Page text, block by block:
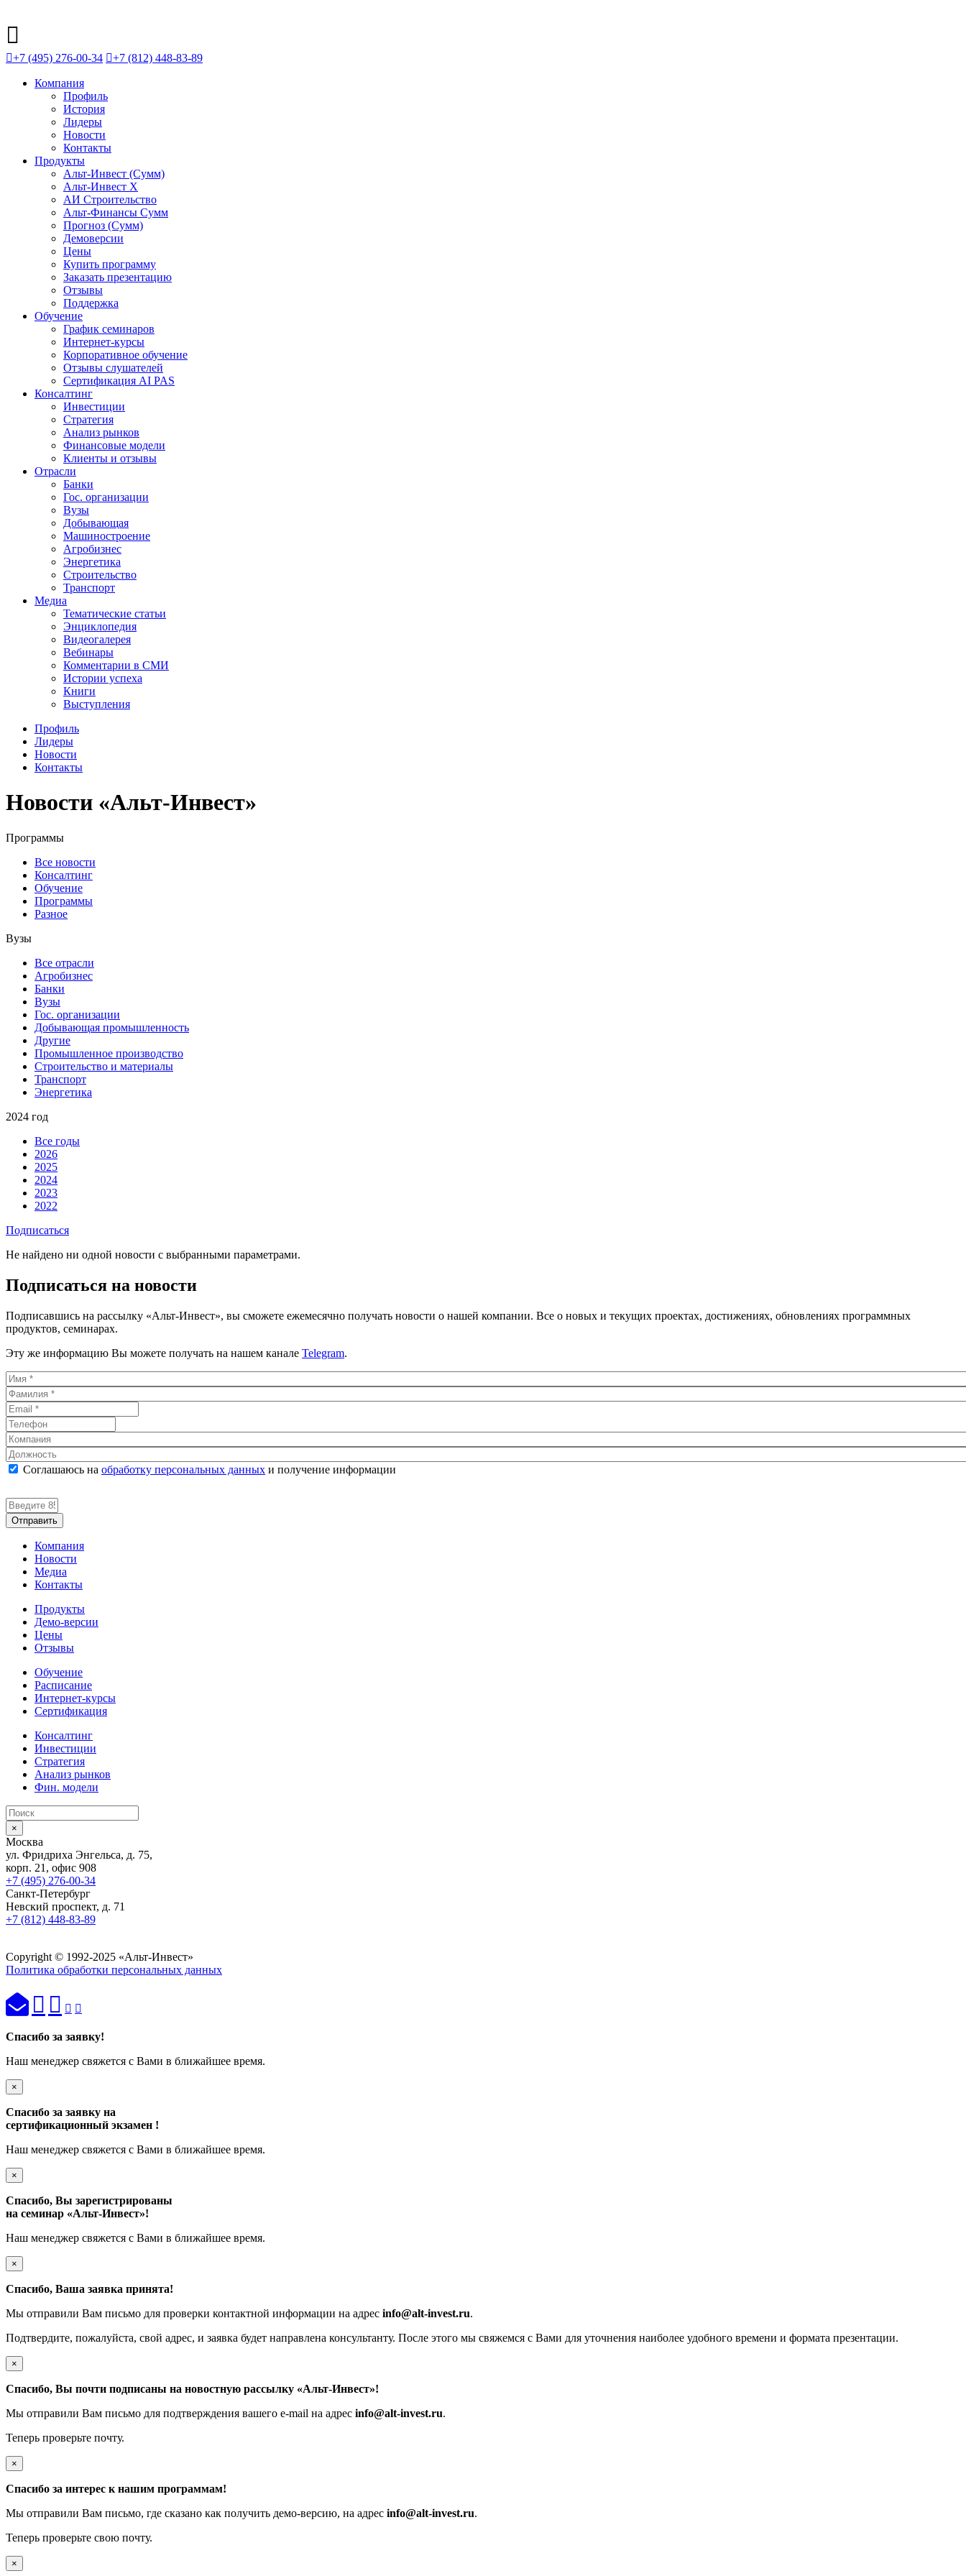
+7 (495) 276-00-34 +7 (812) 448-83-89
Компания
Профиль
История
Лидеры
Новости
Контакты
Продукты
Альт-Инвест (Сумм)
Альт-Инвест Х
АИ Строительство
Альт-Финансы Сумм
Прогноз (Сумм)
Демоверсии
Цены
Купить программу
Заказать презентацию
Отзывы
Поддержка
Обучение
График семинаров
Интернет-курсы
Корпоративное обучение
Отзывы слушателей
Сертификация AI PAS
Консалтинг
Инвестиции
Стратегия
Анализ рынков
Финансовые модели
Клиенты и отзывы
Отрасли
Банки
Гос. организации
Вузы
Добывающая
Машиностроение
Агробизнес
Энергетика
Строительство
Транспорт
Медиа
Тематические статьи
Энциклопедия
Видеогалерея
Вебинары
Комментарии в СМИ
Истории успеха
Книги
Выступления
Профиль
Лидеры
Новости
Контакты
Новости «Альт-Инвест»
Программы
Все новости
Консалтинг
Обучение
Программы
Разное
Вузы
Все отрасли
Агробизнес
Банки
Вузы
Гос. организации
Добывающая промышленность
Другие
Промышленное производство
Строительство и материалы
Транспорт
Энергетика
2024 год
Все годы
2026
2025
2024
2023
2022
Подписаться
Не найдено ни одной новости с выбранными параметрами.
Подписаться на новости
Подписавшись на рассылку «Альт-Инвест», вы сможете ежемесячно получать новости о нашей компании. Все о новых и текущих проектах, достижениях, обновлениях программных
продуктов, семинарах.
Эту же информацию Вы можете получать на нашем канале Telegram.
Соглашаюсь на обработку персональных данных и получение информации
Компания
Новости
Медиа
Контакты
Продукты
Демо-версии
Цены
Отзывы
Обучение
Расписание
Интернет-курсы
Сертификация
Консалтинг
Инвестиции
Стратегия
Анализ рынков
Фин. модели
×
Москва
ул. Фридриха Энгельса, д. 75,
корп. 21, офис 908
+7 (495) 276-00-34
Санкт-Петербург
Невский проспект, д. 71
+7 (812) 448-83-89
Copyright © 1992-2025 «Альт-Инвест»
Политика обработки персональных данных
Спасибо за заявку!
Наш менеджер свяжется с Вами в ближайшее время.
×
Спасибо за заявку на
сертификационный экзамен !
Наш менеджер свяжется с Вами в ближайшее время.
×
Спасибо, Вы зарегистрированы
на семинар «Альт-Инвест»!
Наш менеджер свяжется с Вами в ближайшее время.
×
Спасибо, Ваша заявка принята!
Мы отправили Вам письмо для проверки контактной информации на адрес info@alt-invest.ru.
Подтвердите, пожалуйста, свой адрес, и заявка будет направлена консультанту. После этого мы свяжемся с Вами для уточнения наиболее удобного времени и формата презентации.
×
Спасибо, Вы почти подписаны на новостную рассылку «Альт-Инвест»!
Мы отправили Вам письмо для подтверждения вашего e-mail на адрес info@alt-invest.ru.
Теперь проверьте почту.
×
Спасибо за интерес к нашим программам!
Мы отправили Вам письмо, где сказано как получить демо-версию, на адрес info@alt-invest.ru.
Теперь проверьте свою почту.
×